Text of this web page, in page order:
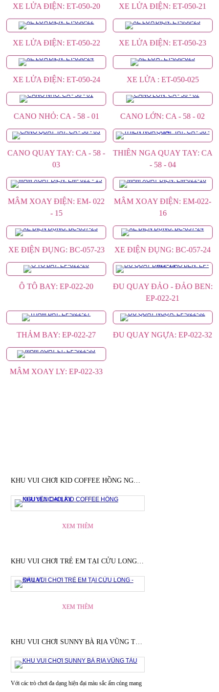
XE LỬA ĐIỆN: ET-050-20 XE LỬA ĐIỆN: ET-050-21
XE LỬA ĐIỆN: ET-050-22 XE LỬA ĐIỆN: ET-050-23
XE LỬA ĐIỆN: ET-050-24 XE LỬA : ET-050-025
CANO NHỎ: CA - 58 - 01 CANO LỚN: CA - 58 - 02
CANO QUAY TAY: CA - 58 -
03
THIÊN NGA QUAY TAY: CA
- 58 - 04
MÂM XOAY ĐIỆN: EM- 022
- 15
MÂM XOAY ĐIỆN: EM-022-
16
XE ĐIỆN ĐỤNG: BC-057-23 XE ĐIỆN ĐỤNG: BC-057-24
Ô TÔ BAY: EP-022-20
ĐU QUAY ĐẢO - ĐẢO BEN:
EP-022-21
THẢM BAY: EP-022-27 ĐU QUAY NGỰA: EP-022-32
MÂM XOAY LY: EP-022-33
KHU VUI CHƠI KID COFFEE HỒNG NGUYÊN CAI LẬY
XEM THÊM
KHU VUI CHƠI TRẺ EM TẠI CỬU LONG - ĐÀ LẠT
XEM THÊM
KHU VUI CHƠI SUNNY BÀ RỊA VŨNG TÀU
Với các trò chơi đa dạng hiện đại màu sắc ấm cúng mang